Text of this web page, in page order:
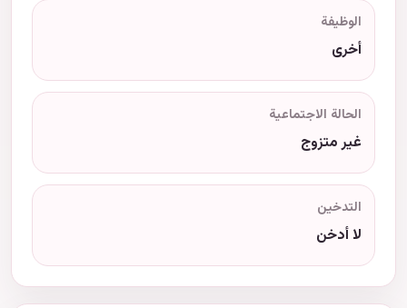
الوظيفة
أخرى
الحالة الاجتماعية
غير متزوج
التدخين
لا أدخن